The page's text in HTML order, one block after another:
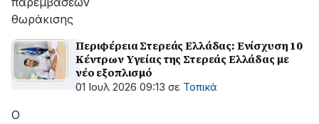
θωράκισης
Περιφέρεια Στερεάς Ελλάδας: Ενίσχυση 10
Κέντρων Υγείας της Στερεάς Ελλάδας με
νέο εξοπλισμό
01 Ιουλ 2026 09:13 σε Τοπικά
Ο